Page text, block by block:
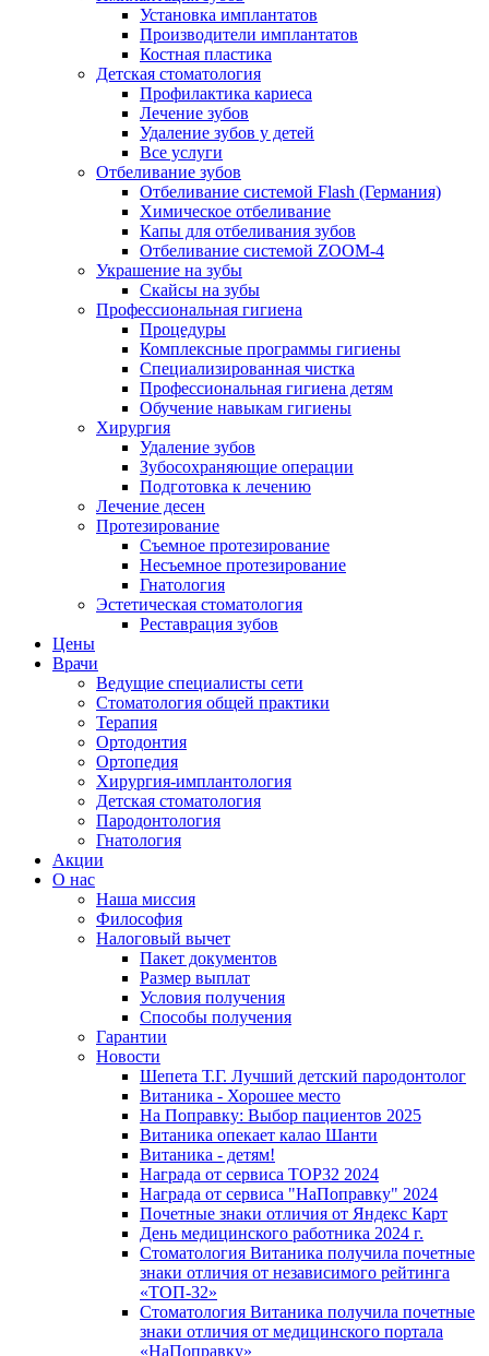
Установка имплантатов
Производители имплантатов
Костная пластика
Детская стоматология
Профилактика кариеса
Лечение зубов
Удаление зубов у детей
Все услуги
Отбеливание зубов
Отбеливание системой Flash (Германия)
Химическое отбеливание
Капы для отбеливания зубов
Отбеливание системой ZOOM-4
Украшение на зубы
Скайсы на зубы
Профессиональная гигиена
Процедуры
Комплексные программы гигиены
Специализированная чистка
Профессиональная гигиена детям
Обучение навыкам гигиены
Хирургия
Удаление зубов
Зубосохраняющие операции
Подготовка к лечению
Лечение десен
Протезирование
Съемное протезирование
Несъемное протезирование
Гнатология
Эстетическая стоматология
Реставрация зубов
Цены
Врачи
Ведущие специалисты сети
Стоматология общей практики
Терапия
Ортодонтия
Ортопедия
Хирургия-имплантология
Детская стоматология
Пародонтология
Гнатология
Акции
О нас
Наша миссия
Философия
Налоговый вычет
Пакет документов
Размер выплат
Условия получения
Способы получения
Гарантии
Новости
Шепета Т.Г. Лучший детский пародонтолог
Витаника - Хорошее место
На Поправку: Выбор пациентов 2025
Витаника опекает калао Шанти
Витаника - детям!
Награда от сервиса TOP32 2024
Награда от сервиса "НаПоправку" 2024
Почетные знаки отличия от Яндекс Карт
День медицинского работника 2024 г.
Стоматология Витаника получила почетные
знаки отличия от независимого рейтинга
«ТОП-32»
Стоматология Витаника получила почетные
знаки отличия от медицинского портала
«НаПоправку»